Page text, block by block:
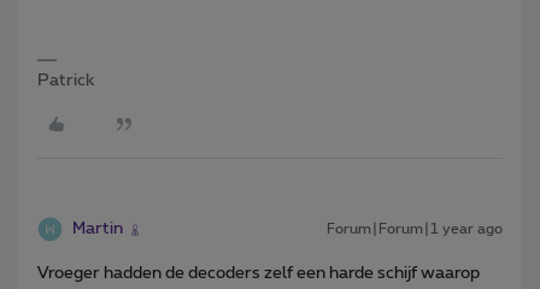
Patrick
Martin Forum|Forum|1 year ago
Vroeger hadden de decoders zelf een harde schijf waarop